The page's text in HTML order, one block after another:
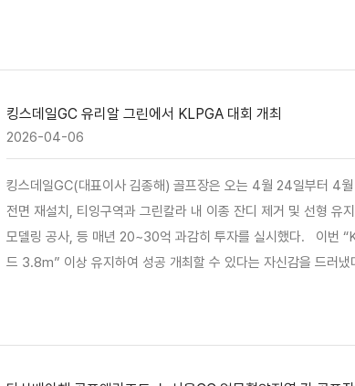
킹스데일GC 유리알 그린에서 KLPGA 대회 개최
2026-04-06
킹스데일GC(대표이사 김종해) 골프장은 오는 4월 24일부터 4월 26일까지
전면 재설치, 티잉구역과 그린칼라 내 이종 잔디 제거 및 선형
모델링 공사, 등 매년 20~30억 과감히 투자를 실시했다. 이번 “KLPGA 덕신EPC 챔피언십” 대회도 22년~24년 KPGA KLPGA 대회와 마찬가지로 “그린스피
드 3.8m” 이상 유지하여 성공 개최할 수 있다는 자신감을 드러냈다. 킹스데일GC는 24, 25년 2회 연속 고객 선호도 베스트 대중형 골프장 10 선정과,